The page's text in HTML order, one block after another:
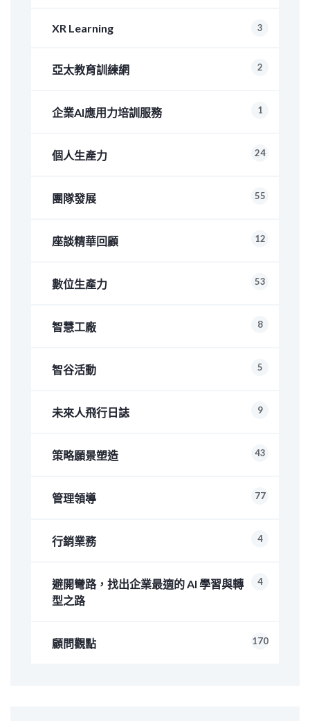
XR Learning 3
亞太教育訓練網 2
企業AI應用力培訓服務 1
個人生產力 24
團隊發展 55
座談精華回顧 12
數位生產力 53
智慧工廠 8
智谷活動 5
未來人飛行日誌 9
策略願景塑造 43
管理領導 77
行銷業務 4
避開彎路，找出企業最適的 AI 學習與轉
型之路
4
顧問觀點 170